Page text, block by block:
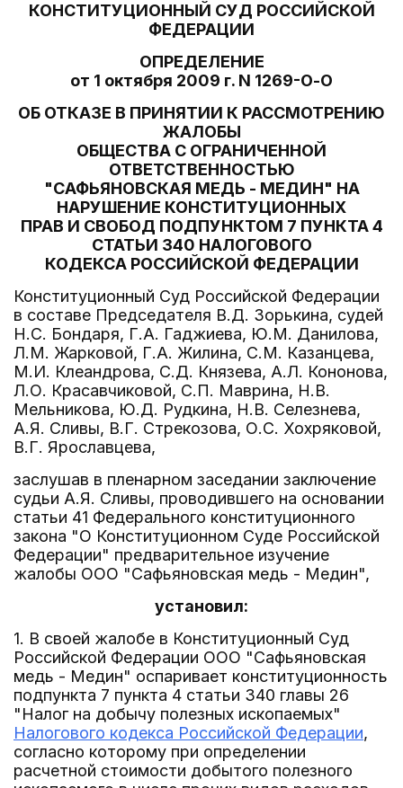
КОНСТИТУЦИОННЫЙ СУД РОССИЙСКОЙ
ФЕДЕРАЦИИ
ОПРЕДЕЛЕНИЕ
от 1 октября 2009 г. N 1269-О-О
ОБ ОТКАЗЕ В ПРИНЯТИИ К РАССМОТРЕНИЮ
ЖАЛОБЫ
ОБЩЕСТВА С ОГРАНИЧЕННОЙ
ОТВЕТСТВЕННОСТЬЮ
"САФЬЯНОВСКАЯ МЕДЬ - МЕДИН" НА
НАРУШЕНИЕ КОНСТИТУЦИОННЫХ
ПРАВ И СВОБОД ПОДПУНКТОМ 7 ПУНКТА 4
СТАТЬИ 340 НАЛОГОВОГО
КОДЕКСА РОССИЙСКОЙ ФЕДЕРАЦИИ
Конституционный Суд Российской Федерации
в составе Председателя В.Д. Зорькина, судей
Н.С. Бондаря, Г.А. Гаджиева, Ю.М. Данилова,
Л.М. Жарковой, Г.А. Жилина, С.М. Казанцева,
М.И. Клеандрова, С.Д. Князева, А.Л. Кононова,
Л.О. Красавчиковой, С.П. Маврина, Н.В.
Мельникова, Ю.Д. Рудкина, Н.В. Селезнева,
А.Я. Сливы, В.Г. Стрекозова, О.С. Хохряковой,
В.Г. Ярославцева,
заслушав в пленарном заседании заключение
судьи А.Я. Сливы, проводившего на основании
статьи 41 Федерального конституционного
закона "О Конституционном Суде Российской
Федерации" предварительное изучение
жалобы ООО "Сафьяновская медь - Медин",
установил:
1. В своей жалобе в Конституционный Суд
Российской Федерации ООО "Сафьяновская
медь - Медин" оспаривает конституционность
подпункта 7 пункта 4 статьи 340 главы 26
"Налог на добычу полезных ископаемых"
Налогового кодекса Российской Федерации,
согласно которому при определении
расчетной стоимости добытого полезного